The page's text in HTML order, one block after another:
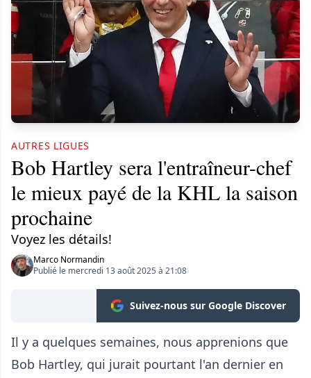
AUTRES LIGUES
Bob Hartley sera l'entraîneur-chef
le mieux payé de la KHL la saison
prochaine
Voyez les détails!
Marco Normandin
Publié le mercredi 13 août 2025 à 21:08
Suivez-nous sur Google Discover
Il y a quelques semaines, nous apprenions que
Bob Hartley, qui jurait pourtant l'an dernier en